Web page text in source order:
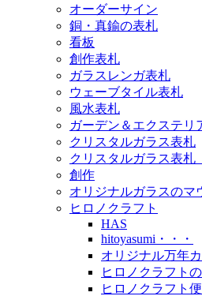
オーダーサイン
銅・真鍮の表札
看板
創作表札
ガラスレンガ表札
ウェーブタイル表札
風水表札
ガーデン＆エクステリ
クリスタルガラス表札
クリスタルガラス表札
創作
オリジナルガラスのマ
ヒロノクラフト
HAS
hitoyasumi・・・
オリジナル万年
ヒロノクラフト
ヒロノクラフト便